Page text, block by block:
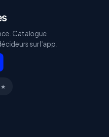
Catalogue
sur l'app.
★